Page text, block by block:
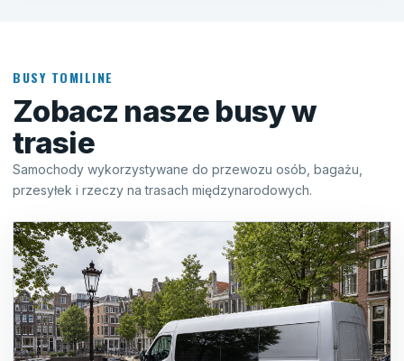
BUSY TOMILINE
Zobacz nasze busy w
trasie
Samochody wykorzystywane do przewozu osób, bagażu,
przesyłek i rzeczy na trasach międzynarodowych.